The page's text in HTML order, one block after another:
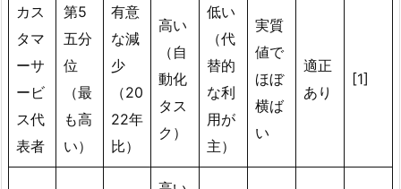
カス
タマ
ーサ
ービ
ス代
表者
第5
五分
位
（最
も高
い）
有意
な減
少
（20
22年
比）
高い
（自
動化
タス
ク）
低い
（代
替的
な利
用が
主）
実質
値で
ほぼ
横ば
い
適正
あり
[1]